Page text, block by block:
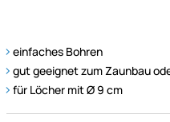
einfaches Bohren
gut geeignet zum Zaunbau
für Löcher mit Ø 9 cm